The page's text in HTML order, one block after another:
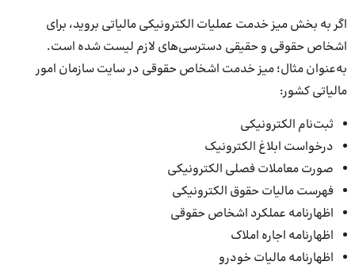
اگر به بخش میز خدمت عملیات الکترونیکی مالیاتی بروید، برای
اشخاص حقوقی و حقیقی دسترسی‌های لازم لیست شده است.
به‌عنوان مثال؛ میز خدمت اشخاص حقوقی در سایت سازمان امور
مالیاتی کشور:
ثبت‌نام الکترونیکی
درخواست ابلاغ الکترونیک
صورت معاملات فصلی الکترونیکی
فهرست مالیات حقوق الکترونیکی
اظهارنامه عملکرد اشخاص حقوقی
اظهارنامه اجاره املاک
اظهارنامه مالیات خودرو